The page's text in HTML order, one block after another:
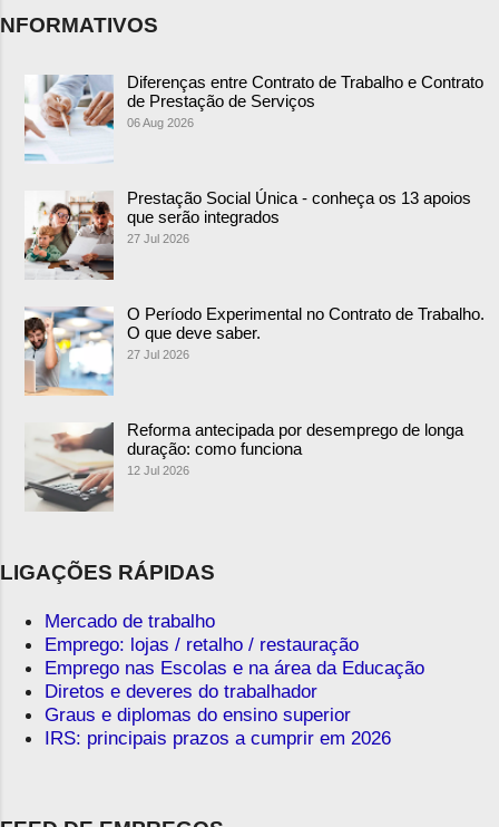
NFORMATIVOS
Diferenças entre Contrato de Trabalho e Contrato
de Prestação de Serviços
06 Aug 2026
Prestação Social Única - conheça os 13 apoios
que serão integrados
27 Jul 2026
O Período Experimental no Contrato de Trabalho.
O que deve saber.
27 Jul 2026
Reforma antecipada por desemprego de longa
duração: como funciona
12 Jul 2026
LIGAÇÕES RÁPIDAS
Mercado de trabalho
Emprego: lojas / retalho / restauração
Emprego nas Escolas e na área da Educação
Diretos e deveres do trabalhador
Graus e diplomas do ensino superior
IRS: principais prazos a cumprir em 2026